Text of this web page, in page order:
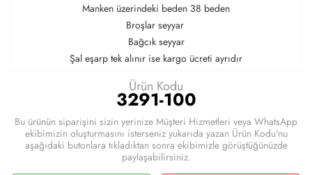
Manken üzerindeki beden 38 beden
Broşlar seyyar
Bağcık seyyar
Şal eşarp tek alınır ise kargo ücreti ayrıdır
Ürün Kodu
3291-100
Bu ürünün siparişini sizin yerinize Müşteri Hizmetleri veya WhatsApp
ekibimizin oluşturmasını isterseniz yukarıda yazan Ürün Kodu'nu
aşağıdaki butonlara tıkladıktan sonra ekibimizle görüştüğünüzde
paylaşabilirsiniz.